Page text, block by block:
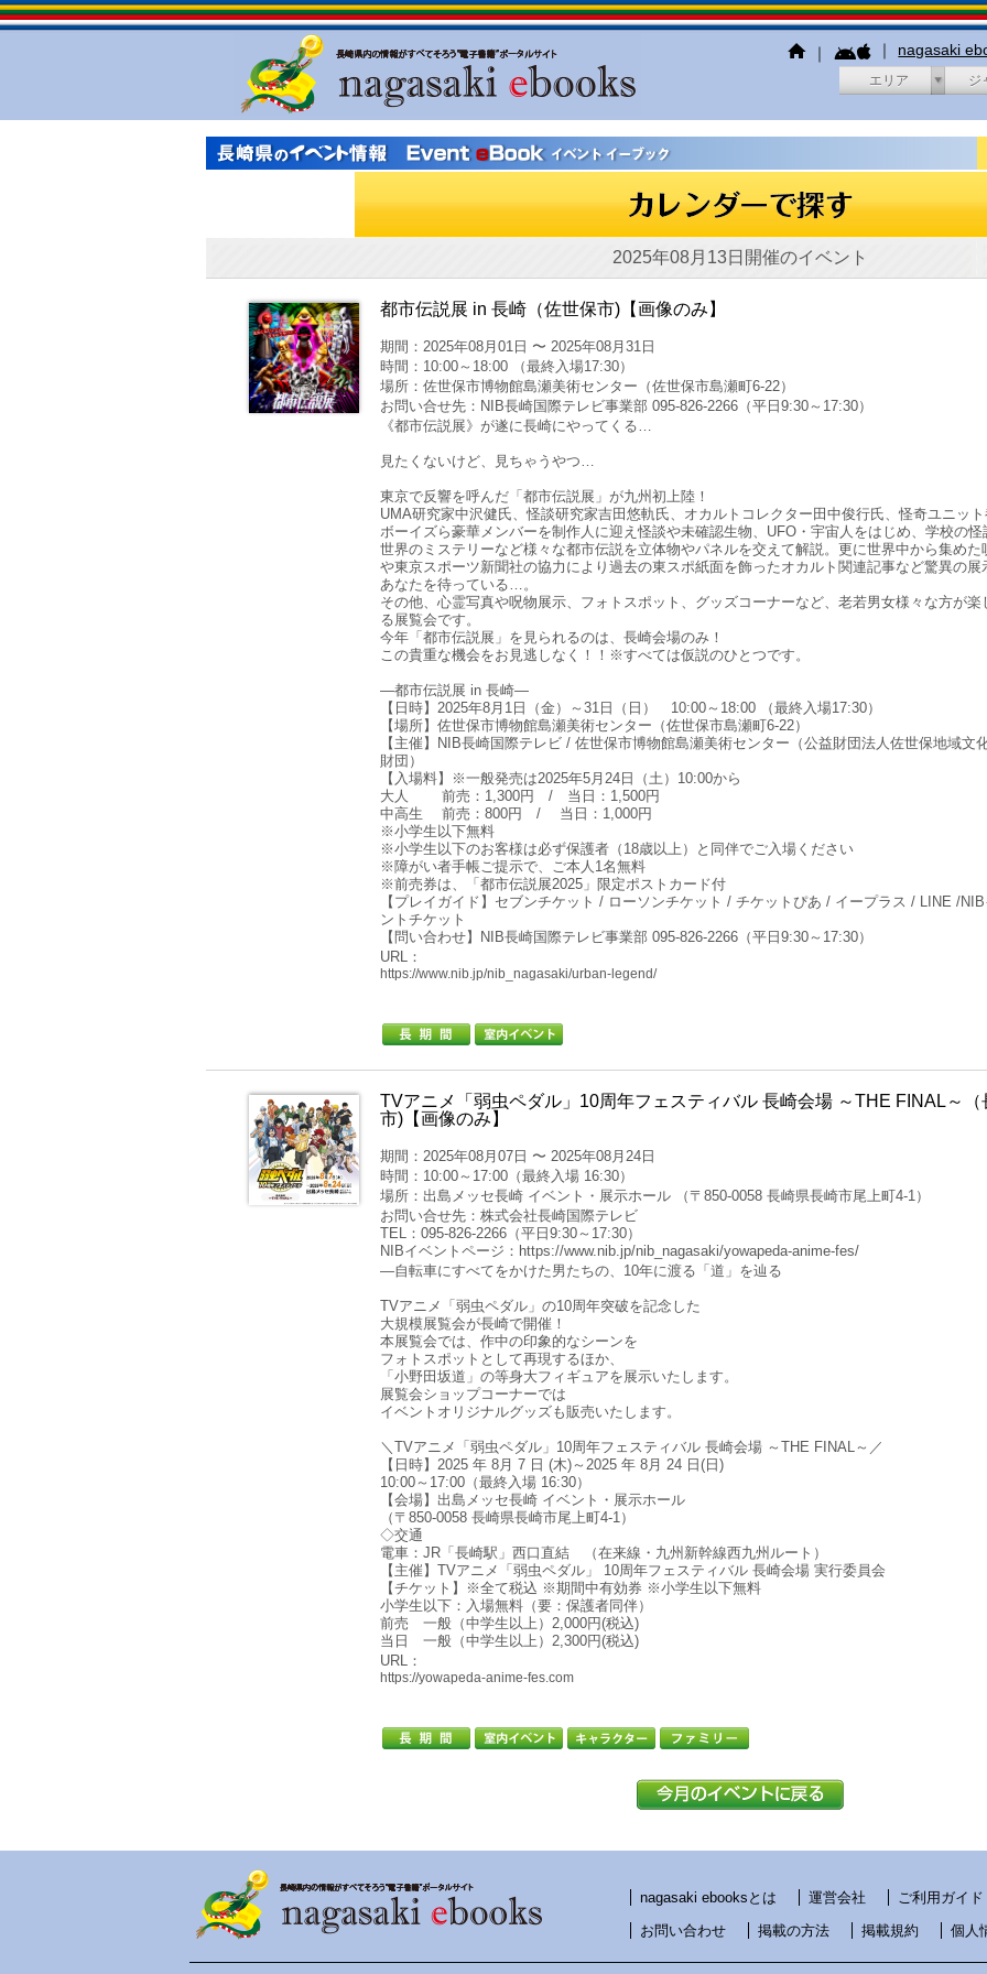
｜ ｜ nagasaki
エリア ジ
2025年08月13日開催のイベント
都市伝説展 in 長崎（佐世保市)【画像のみ】
期間：2025年08月01日 〜 2025年08月31日
時間：10:00～18:00 （最終入場17:30）
場所：佐世保市博物館島瀬美術センター（佐世保市島瀬町6-22）
お問い合せ先：NIB長崎国際テレビ事業部 095-826-2266（平日9:30～17:30）
《都市伝説展》が遂に長崎にやってくる…
見たくないけど、見ちゃうやつ…
東京で反響を呼んだ「都市伝説展」が九州初上陸！
UMA研究家中沢健氏、怪談研究家吉田悠軌氏、オカルトコレクター田中俊行氏、怪奇ユニッ
ボーイズら豪華メンバーを制作人に迎え怪談や未確認生物、UFO・宇宙人をはじめ、学校の怪
世界のミステリーなど様々な都市伝説を立体物やパネルを交えて解説。更に世界中から集めた
や東京スポーツ新聞社の協力により過去の東スポ紙面を飾ったオカルト関連記事など驚異の展
あなたを待っている…。
その他、心霊写真や呪物展示、フォトスポット、グッズコーナーなど、老若男女様々な方が楽
る展覧会です。
今年「都市伝説展」を見られるのは、長崎会場のみ！
この貴重な機会をお見逃しなく！！※すべては仮説のひとつです。
―都市伝説展 in 長崎―
【日時】2025年8月1日（金）～31日（日） 10:00～18:00 （最終入場17:30）
【場所】佐世保市博物館島瀬美術センター（佐世保市島瀬町6-22）
【主催】NIB長崎国際テレビ / 佐世保市博物館島瀬美術センター（公益財団法人佐世保地域文
財団）
【入場料】※一般発売は2025年5月24日（土）10:00から
大人 前売：1,300円 / 当日：1,500円
中高生 前売：800円 / 当日：1,000円
※小学生以下無料
※小学生以下のお客様は必ず保護者（18歳以上）と同伴でご入場ください
※障がい者手帳ご提示で、ご本人1名無料
※前売券は、「都市伝説展2025」限定ポストカード付
【プレイガイド】セブンチケット / ローソンチケット / チケットぴあ / イープラス / LINE /
ントチケット
【問い合わせ】NIB長崎国際テレビ事業部 095-826-2266（平日9:30～17:30）
URL：
https://www.nib.jp/nib_nagasaki/urban-legend/
TVアニメ「弱虫ペダル」10周年フェスティバル 長崎会場 ～THE FINAL～（
市)【画像のみ】
期間：2025年08月07日 〜 2025年08月24日
時間：10:00～17:00（最終入場 16:30）
場所：出島メッセ長崎 イベント・展示ホール （〒850-0058 長崎県長崎市尾上町4-1）
お問い合せ先：株式会社長崎国際テレビ
TEL：095-826-2266（平日9:30～17:30）
NIBイベントページ：https://www.nib.jp/nib_nagasaki/yowapeda-anime-fes/
―自転車にすべてをかけた男たちの、10年に渡る「道」を辿る
TVアニメ「弱虫ペダル」の10周年突破を記念した
大規模展覧会が長崎で開催！
本展覧会では、作中の印象的なシーンを
フォトスポットとして再現するほか、
「小野田坂道」の等身大フィギュアを展示いたします。
展覧会ショップコーナーでは
イベントオリジナルグッズも販売いたします。
＼TVアニメ「弱虫ペダル」10周年フェスティバル 長崎会場 ～THE FINAL～／
【日時】2025 年 8月 7 日 (木)～2025 年 8月 24 日(日)
10:00～17:00（最終入場 16:30）
【会場】出島メッセ長崎 イベント・展示ホール
（〒850-0058 長崎県長崎市尾上町4-1）
◇交通
電車：JR「長崎駅」西口直結 （在来線・九州新幹線西九州ルート）
【主催】TVアニメ「弱虫ペダル」 10周年フェスティバル 長崎会場 実行委員会
【チケット】※全て税込 ※期間中有効券 ※小学生以下無料
小学生以下：入場無料（要：保護者同伴）
前売 一般（中学生以上）2,000円(税込)
当日 一般（中学生以上）2,300円(税込)
URL：
https://yowapeda-anime-fes.com
nagasaki ebooksとは 運営会社
ご利用ガイド
お問い合わせ
掲載の方法 掲載規約 個人